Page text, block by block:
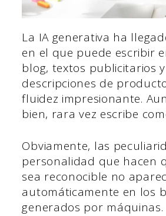
La IA generativa ha
en el que puede escribir
blog, textos publicitarios y
descripciones de
fluidez impresionante.
bien, rara vez escribe
Obviamente, las
personalidad que hacen
sea reconocible no
automáticamente en los
generados por máquinas.